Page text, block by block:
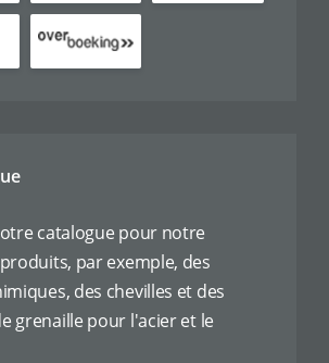
catalogue pour notre
par exemple, des
des chevilles et des
grenaille pour l'acier et le